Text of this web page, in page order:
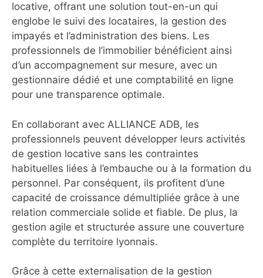
locative, offrant une solution tout-en-un qui
englobe le suivi des locataires, la gestion des
impayés et l’administration des biens. Les
professionnels de l’immobilier bénéficient ainsi
d’un accompagnement sur mesure, avec un
gestionnaire dédié et une comptabilité en ligne
pour une transparence optimale.
En collaborant avec ALLIANCE ADB, les
professionnels peuvent développer leurs activités
de gestion locative sans les contraintes
habituelles liées à l’embauche ou à la formation du
personnel. Par conséquent, ils profitent d’une
capacité de croissance démultipliée grâce à une
relation commerciale solide et fiable. De plus, la
gestion agile et structurée assure une couverture
complète du territoire lyonnais.
Grâce à cette externalisation de la gestion